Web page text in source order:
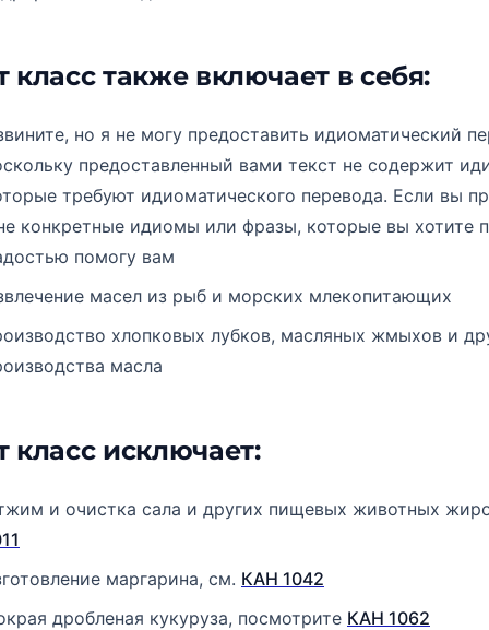
класс также включает в себя:
но я не могу предоставить идиоматический
предоставленный вами текст не содержит
требуют идиоматического перевода. Если вы
конкретные идиомы или фразы, которые вы хотите
помогу вам
масел из рыб и морских млекопитающих
хлопковых лубков, масляных жмыхов и
масла
класс исключает:
и очистка сала и других пищевых животных
маргарина, см. КАН 1042
дробленая кукуруза, посмотрите КАН 1062